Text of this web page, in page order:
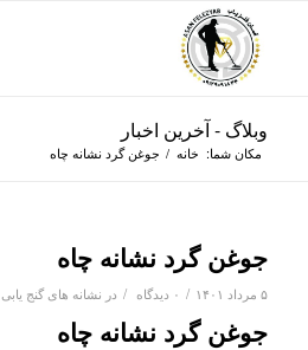
وبلاگ - آخرین اخبار
مکان شما: خانه / جوغن گرد نشانه چاه
جوغن گرد نشانه چاه
۵ مرداد ۱۴۰۱ / ۰ دیدگاه / در نشانه های گنج یابی
جوغن گرد نشانه چاه